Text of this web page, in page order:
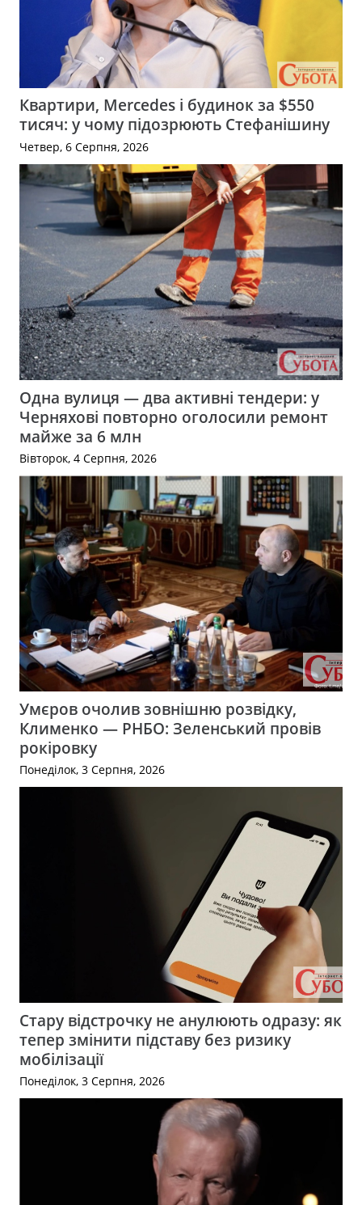
Квартири, Mercedes і будинок за $550
тисяч: у чому підозрюють Стефанішину
Четвер, 6 Серпня, 2026
Одна вулиця — два активні тендери: у
Черняхові повторно оголосили ремонт
майже за 6 млн
Вівторок, 4 Серпня, 2026
Умєров очолив зовнішню розвідку,
Клименко — РНБО: Зеленський провів
рокіровку
Понеділок, 3 Серпня, 2026
Стару відстрочку не анулюють одразу: як
тепер змінити підставу без ризику
мобілізації
Понеділок, 3 Серпня, 2026